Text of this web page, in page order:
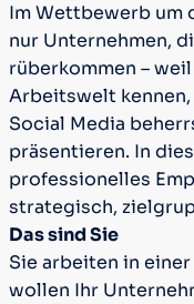
Im Wettbewerb um
nur Unternehmen,
rüberkommen –
Arbeitswelt
Social Media
präsentieren. In
professionelles
strategisch,
Das sind Sie
Sie arbeiten in
wollen Ihr